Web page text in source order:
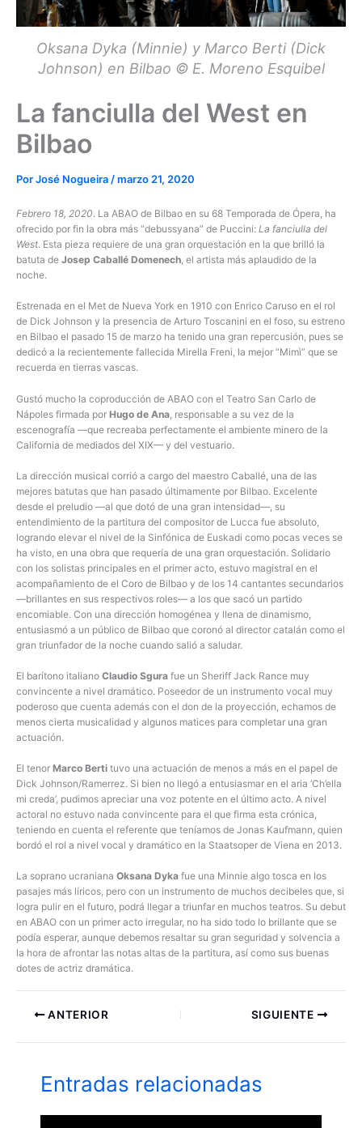
Oksana Dyka (Minnie) y Marco Berti (Dick
Johnson) en Bilbao © E. Moreno Esquibel
La fanciulla del West en
Bilbao
PorJosé Nogueira /marzo 21, 2020
Febrero 18, 2020. La ABAO de Bilbao en su 68 Temporada de Ópera, ha
ofrecido por fin la obra más “debussyana” de Puccini: La fanciulla del
West. Esta pieza requiere de una gran orquestación en la que brilló la
batuta de Josep Caballé Domenech, el artista más aplaudido de la
noche.
Estrenada en el Met de Nueva York en 1910 con Enrico Caruso en el rol
de Dick Johnson y la presencia de Arturo Toscanini en el foso, su estreno
en Bilbao el pasado 15 de marzo ha tenido una gran repercusión, pues se
dedicó a la recientemente fallecida Mirella Freni, la mejor “Mimì” que se
recuerda en tierras vascas.
Gustó mucho la coproducción de ABAO con el Teatro San Carlo de
Nápoles firmada por Hugo de Ana , responsable a su vez de la
escenografía —que recreaba perfectamente el ambiente minero de la
California de mediados del XIX— y del vestuario.
La dirección musical corrió a cargo del maestro Caballé, una de las
mejores batutas que han pasado últimamente por Bilbao. Excelente
desde el preludio —al que dotó de una gran intensidad—, su
entendimiento de la partitura del compositor de Lucca fue absoluto,
logrando elevar el nivel de la Sinfónica de Euskadi como pocas veces se
ha visto, en una obra que requería de una gran orquestación. Solidario
con los solistas principales en el primer acto, estuvo magistral en el
acompañamiento de el Coro de Bilbao y de los 14 cantantes secundarios
—brillantes en sus respectivos roles— a los que sacó un partido
encomiable. Con una dirección homogénea y llena de dinamismo,
entusiasmó a un público de Bilbao que coronó al director catalán como el
gran triunfador de la noche cuando salió a saludar.
El barítono italiano Claudio Sgura fue un Sheriff Jack Rance muy
convincente a nivel dramático. Poseedor de un instrumento vocal muy
poderoso que cuenta además con el don de la proyección, echamos de
menos cierta musicalidad y algunos matices para completar una gran
actuación.
El tenor Marco Berti tuvo una actuación de menos a más en el papel de
Dick Johnson/Ramerrez. Si bien no llegó a entusiasmar en el aria ‘Ch’ella
mi creda’, pudimos apreciar una voz potente en el último acto. A nivel
actoral no estuvo nada convincente para el que firma esta crónica,
teniendo en cuenta el referente que teníamos de Jonas Kaufmann, quien
bordó el rol a nivel vocal y dramático en la Staatsoper de Viena en 2013.
La soprano ucraniana Oksana Dyka fue una Minnie algo tosca en los
pasajes más líricos, pero con un instrumento de muchos decibeles que, si
logra pulir en el futuro, podrá llegar a triunfar en muchos teatros. Su debut
en ABAO con un primer acto irregular, no ha sido todo lo brillante que se
podía esperar, aunque debemos resaltar su gran seguridad y solvencia a
la hora de afrontar las notas altas de la partitura, así como sus buenas
dotes de actriz dramática.
ANTERIOR SIGUIENTE
Entradas relacionadas